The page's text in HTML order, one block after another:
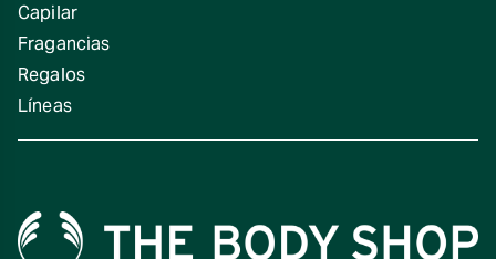
Capilar
Fragancias
Regalos
Líneas